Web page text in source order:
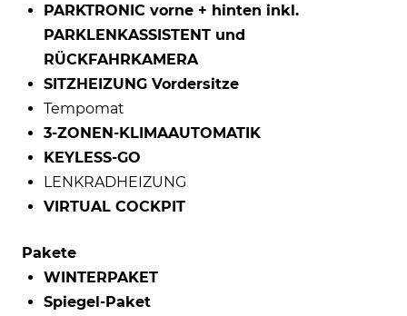
PARKTRONIC vorne + hinten inkl.
PARKLENKASSISTENT und
RÜCKFAHRKAMERA
SITZHEIZUNG Vordersitze
Tempomat
3-ZONEN-KLIMAAUTOMATIK
KEYLESS-GO
LENKRADHEIZUNG
VIRTUAL COCKPIT
Pakete
WINTERPAKET
Spiegel-Paket